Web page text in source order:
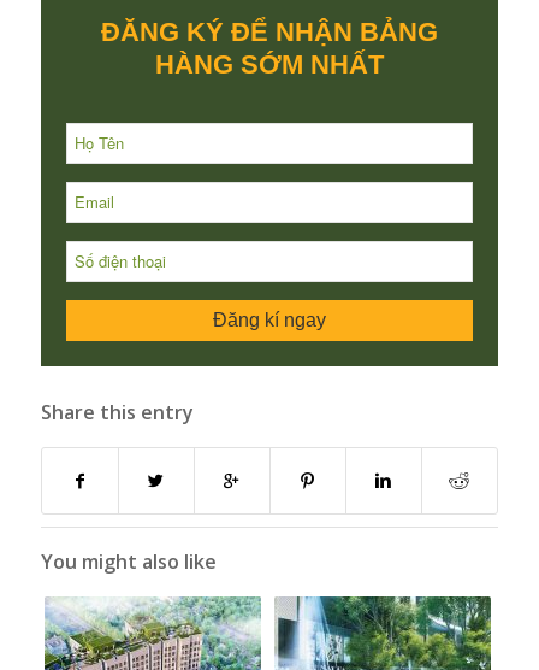
ĐĂNG KÝ ĐỂ NHẬN BẢNG
HÀNG SỚM NHẤT
Đăng kí ngay
Share this entry
You might also like